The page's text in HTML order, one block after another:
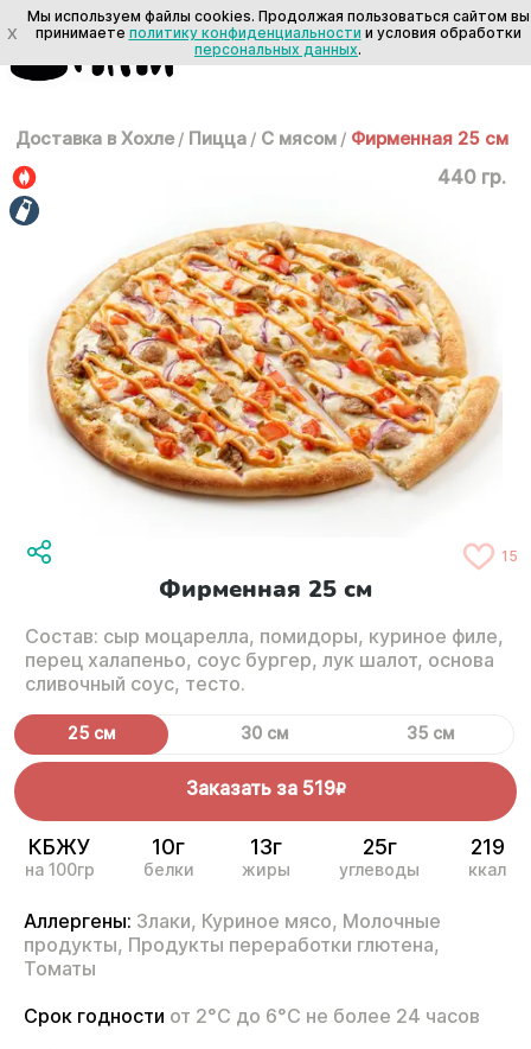
Доставка в Хохле / Пицца / С мясом / Фирменная 25 см
440 гр.
15
Фирменная 25 см
Состав: сыр моцарелла, помидоры, куриное филе,
перец халапеньо, соус бургер, лук шалот, основа
сливочный соус, тесто.
25 см 30 см 35 см
Заказать за 519R
КБЖУ
на 100гр
10г
белки
13г
жиры
25г
углеводы
219
ккал
Аллергены: Злаки, Куриное мясо, Молочные
продукты, Продукты переработки глютена,
Томаты
Срок годности от 2°С до 6°С не более 24 часов
X
Мы используем файлы cookies. Продолжая пользоваться сайтом вы
принимаете политику конфиденциальности и условия обработки
персональных данных.